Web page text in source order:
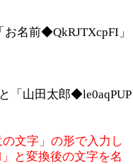
お名前◆QkRJTXcpFI」
「山田太郎◆le0aqPUP
文字」の形で入力し
と変換後の文字を名